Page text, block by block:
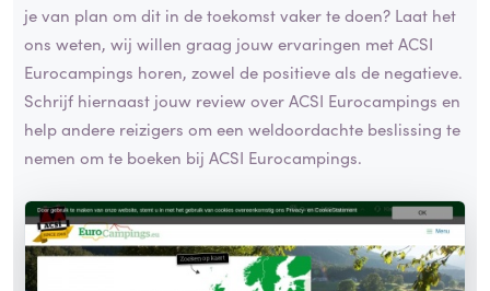
je van plan om dit in de toekomst vaker te doen? Laat het
ons weten, wij willen graag jouw ervaringen met ACSI
Eurocampings horen, zowel de positieve als de negatieve.
Schrijf hiernaast jouw review over ACSI Eurocampings en
help andere reizigers om een weldoordachte beslissing te
nemen om te boeken bij ACSI Eurocampings.